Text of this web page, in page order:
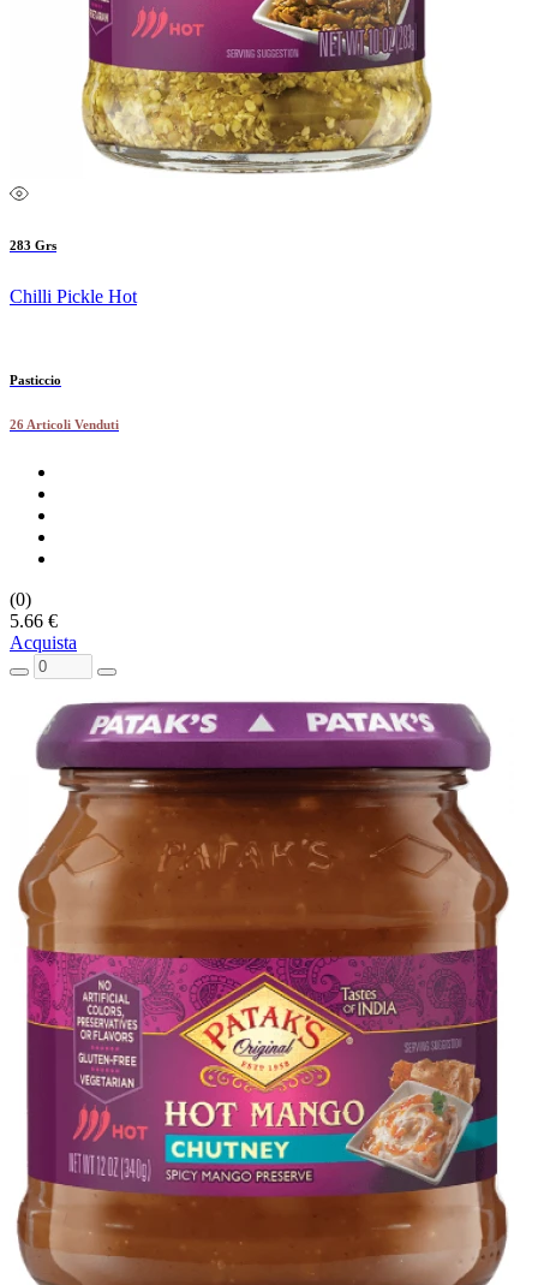
283 Grs
Chilli Pickle Hot
Pasticcio
26 Articoli Venduti
(0)
5.66 €
Acquista